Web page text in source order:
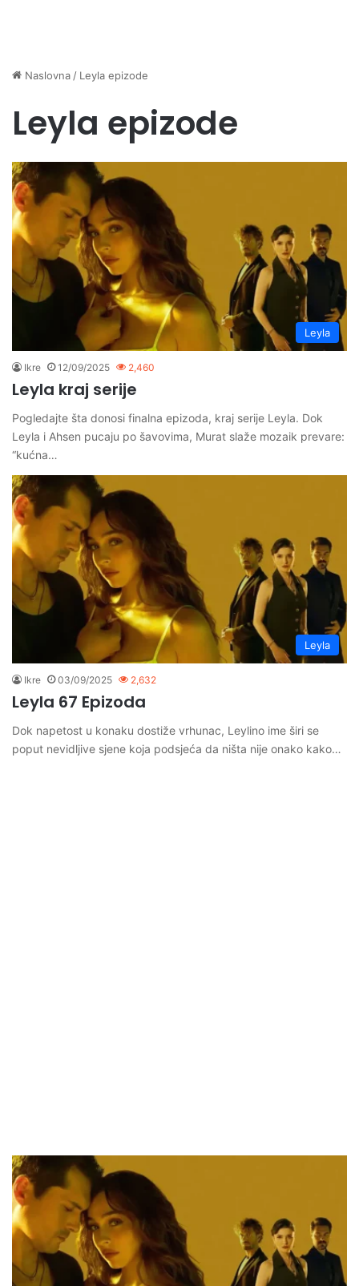
Naslovna / Leyla epizode
Leyla epizode
Leyla
Ikre 12/09/2025 2,460
Leyla kraj serije
Pogledajte šta donosi finalna epizoda, kraj serije Leyla. Dok
Leyla i Ahsen pucaju po šavovima, Murat slaže mozaik prevare:
“kućna…
Leyla
Ikre 03/09/2025 2,632
Leyla 67 Epizoda
Dok napetost u konaku dostiže vrhunac, Leylino ime širi se
poput nevidljive sjene koja podsjeća da ništa nije onako kako…